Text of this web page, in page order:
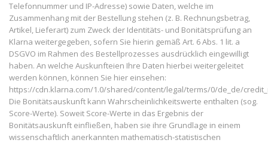
Telefonnummer und IP-Adresse) sowie Daten, welche im
Zusammenhang mit der Bestellung stehen (z. B. Rechnungsbetrag,
Artikel, Lieferart) zum Zweck der Identitäts- und Bonitätsprüfung an
Klarna weitergegeben, sofern Sie hierin gemäß Art. 6 Abs. 1 lit. a
DSGVO im Rahmen des Bestellprozesses ausdrücklich eingewilligt
haben. An welche Auskunfteien Ihre Daten hierbei weitergeleitet
werden können, können Sie hier einsehen:
https://cdn.klarna.com/1.0/shared/content/legal/terms/0/de_de/
Die Bonitätsauskunft kann Wahrscheinlichkeitswerte enthalten (sog.
Score-Werte). Soweit Score-Werte in das Ergebnis der
Bonitätsauskunft einfließen, haben sie ihre Grundlage in einem
wissenschaftlich anerkannten mathematisch-statistischen